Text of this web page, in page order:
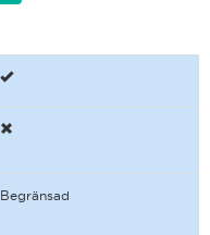
Begränsad